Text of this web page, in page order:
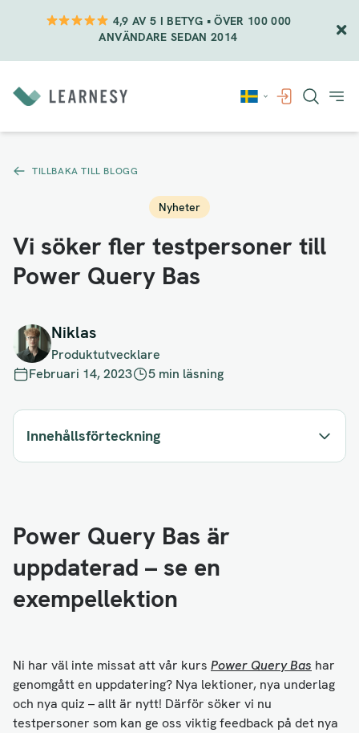
4,9 AV 5 I BETYG • ÖVER 100 000
ANVÄNDARE SEDAN 2014
till
innehåll
TILLBAKA TILL BLOGG
Nyheter
Vi söker fler testpersoner till
Power Query Bas
Niklas
Produktutvecklare
Februari 14, 2023
5 min läsning
Innehållsförteckning
Power Query Bas är
uppdaterad – se en
exempellektion
Ni har väl inte missat att vår kurs Power Query Bas har
genomgått en uppdatering? Nya lektioner, nya underlag
och nya quiz – allt är nytt! Därför söker vi nu
testpersoner som kan ge oss viktig feedback på det nya